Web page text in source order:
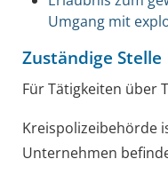
Umgang mit
Zuständige Stelle
Für Tätigkeiten über
Kreispolizeibehörde
Unternehmen